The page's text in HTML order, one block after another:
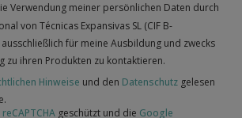
Verwendung meiner persönlichen Daten durch
von Técnicas Expansivas SL (CIF B-
für meine Ausbildung und zwecks
zu ihren Produkten zu kontaktieren.
Hinweise und den Datenschutz gelesen
reCAPTCHA geschützt und die Google